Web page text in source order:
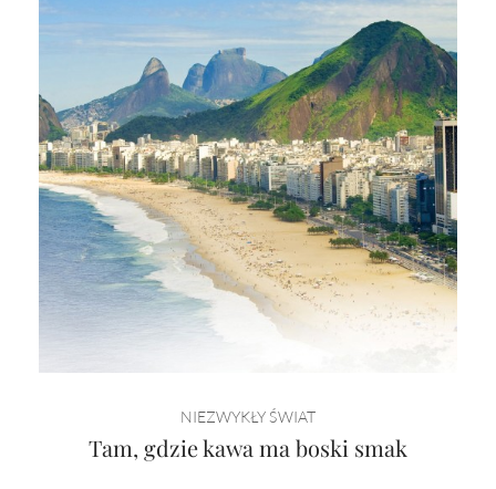
NIEZWYKŁY ŚWIAT
Tam, gdzie kawa ma boski smak